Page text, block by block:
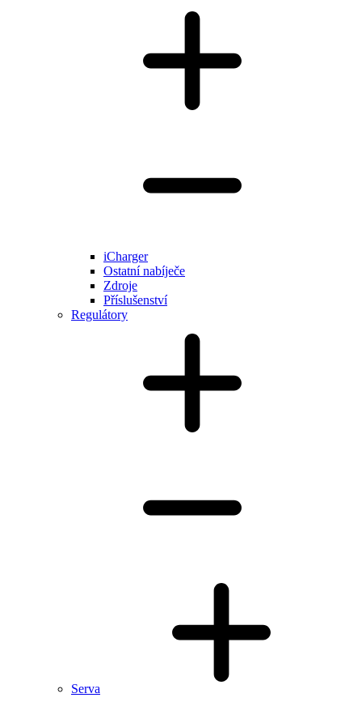
iCharger
Ostatní nabíječe
Zdroje
Příslušenství
Regulátory
Serva